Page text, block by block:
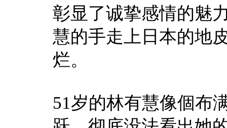
彰显了诚挚感情的魅
慧的手走上日本的地
烂。
51岁的林有慧像個布